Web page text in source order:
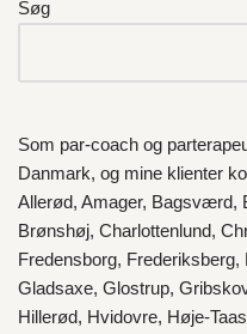
Søg
Som par-coach og
Danmark, og mine klienter
Allerød, Amager, Bagsværd,
Brønshøj, Charlottenlund,
Fredensborg, Frederiksberg,
Gladsaxe, Glostrup,
Hillerød, Hvidovre, Høje-